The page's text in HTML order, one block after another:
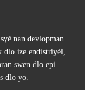
nan devlopman
ize endistriyèl,
swen dlo epi
dlo yo.